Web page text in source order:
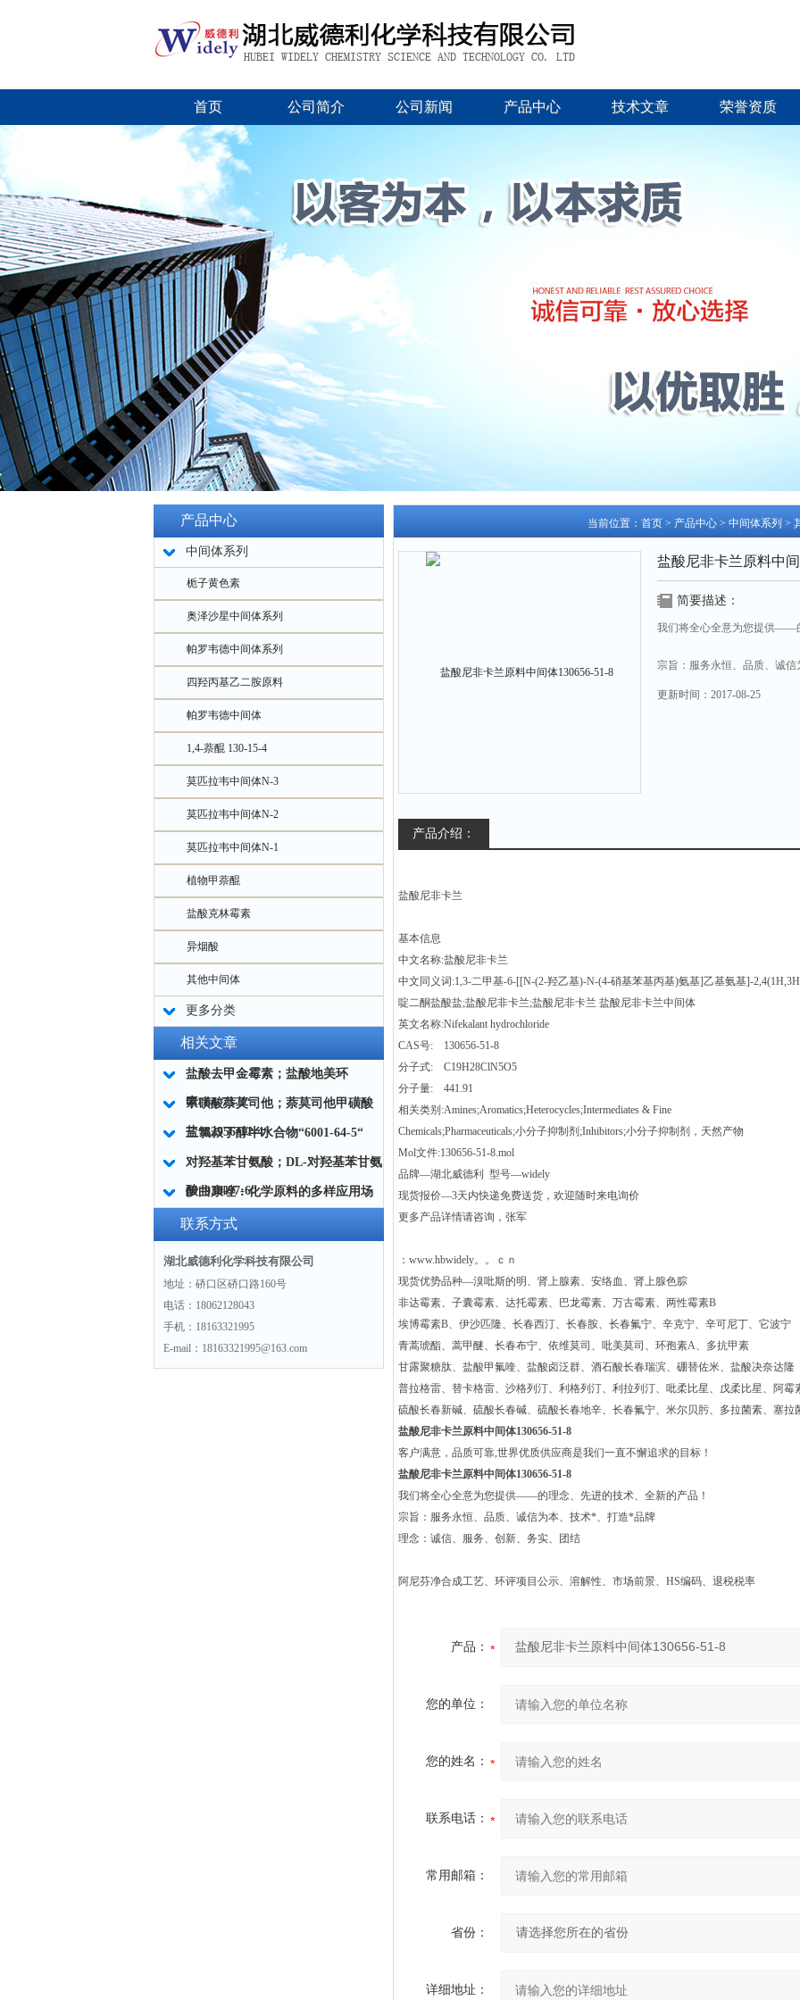
首页 公司简介 公司新闻 产品中心 技术文章 荣誉资质
产品中心
中间体系列
栀子黄色素
奥泽沙星中间体系列
帕罗韦德中间体系列
四羟丙基乙二胺原料
帕罗韦德中间体
1,4-萘醌 130-15-4
莫匹拉韦中间体N-3
莫匹拉韦中间体N-2
莫匹拉韦中间体N-1
植物甲萘醌
盐酸克林霉素
异烟酸
其他中间体
更多分类
相关文章
盐酸去甲金霉素；盐酸地美环
素“64-73-3“
甲磺酸萘莫司他；萘莫司他甲磺酸
盐“82956-11-4“
三氯叔丁醇半水合物“6001-64-5“
对羟基苯甘氨酸；DL-对羟基苯甘氨
酸“938-97-6“
伊曲康唑：化学原料的多样应用场
景
联系方式
湖北威德利化学科技有限公司
地址：硚口区硚口路160号
电话：18062128043
手机：18163321995
E-mail：18163321995@163.com
当前位置： 首页 > 产品中心 > 中间体系列 >
盐酸尼非卡兰原料中间
简要描述：
我们将全心全意为您提供——
宗旨：服务永恒、品质、诚
盐酸尼非卡兰原料中间体
更新时间： 2017-08-25
产品介绍：
盐酸尼非卡兰
基本信息
中文名称:盐酸尼非卡兰
中文同义词:1,3-二甲基-6-[[N-(2-羟乙基)-N-(4-硝基苯基丙基)氨基]乙基氨基]-
啶二酮盐酸盐;盐酸尼非卡兰;盐酸尼非卡兰 盐酸尼非卡兰中间体
英文名称:Nifekalant hydrochloride
CAS号: 130656-51-8
分子式: C19H28ClN5O5
分子量: 441.91
相关类别:Amines;Aromatics;Heterocycles;Intermediates & Fine
Chemicals;Pharmaceuticals;小分子抑制剂;Inhibitors;小分子抑制剂，天然产物
Mol文件:130656-51-8.mol
品牌—湖北威德利 型号—widely
现货报价—3天内快递免费送货，欢迎随时来电询价
更多产品详情请咨询，张军
：www.hbwidely。。ｃｎ
现货优势品种—溴吡斯的明、肾上腺素、安络血、肾上腺色腙
非达霉素、子囊霉素、达托霉素、巴龙霉素、万古霉素、两性霉素B
埃博霉素B、伊沙匹隆、长春西汀、长春胺、长春氟宁、辛克宁、辛可尼丁、它波宁
青蒿琥酯、蒿甲醚、长春布宁、依维莫司、吡美莫司、环孢素A、多抗甲素
甘露聚糖肽、盐酸甲氟喹、盐酸卤泛群、酒石酸长春瑞滨、硼替佐米、盐酸决奈达隆
普拉格雷、替卡格雷、沙格列汀、利格列汀、利拉列汀、吡柔比星、戊柔比星、阿霉
硫酸长春新碱、硫酸长春碱、硫酸长春地辛、长春氟宁、米尔贝肟、多拉菌素、塞拉
盐酸尼非卡兰原料中间体130656-51-8
客户满意，品质可靠,世界优质供应商是我们一直不懈追求的目标！
盐酸尼非卡兰原料中间体130656-51-8
我们将全心全意为您提供——的理念、先进的技术、全新的产品！
宗旨：服务永恒、品质、诚信为本、技术*、打造*品牌
理念：诚信、服务、创新、务实、团结
阿尼芬净合成工艺、环评项目公示、溶解性、市场前景、HS编码、退税税率
产品：
您的单位：
您的姓名：
联系电话：
常用邮箱：
省份：
详细地址：